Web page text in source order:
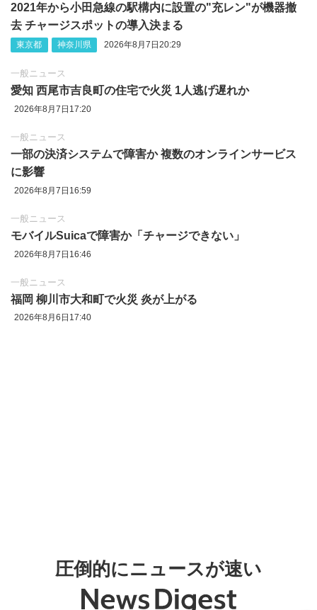
2021年から小田急線の駅構内に設置の"充レン"が機器撤
去 チャージスポットの導入決まる
東京都 神奈川県 2026年8月7日20:29
一般ニュース
愛知 西尾市吉良町の住宅で火災 1人逃げ遅れか
2026年8月7日17:20
一般ニュース
一部の決済システムで障害か 複数のオンラインサービス
に影響
2026年8月7日16:59
一般ニュース
モバイルSuicaで障害か「チャージできない」
2026年8月7日16:46
一般ニュース
福岡 柳川市大和町で火災 炎が上がる
2026年8月6日17:40
圧倒的にニュースが速い